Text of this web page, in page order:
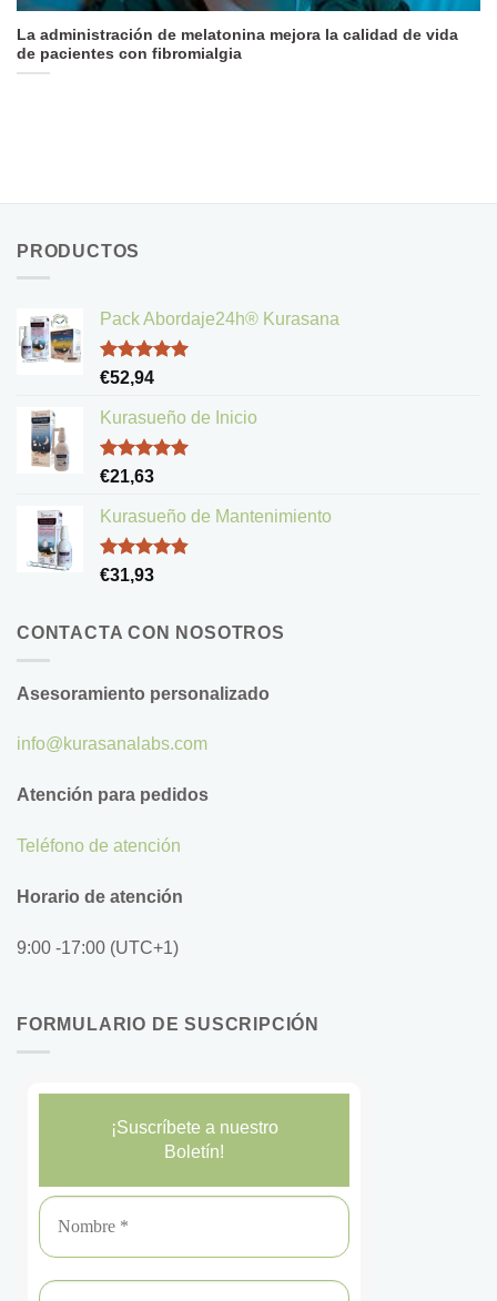
La administración de melatonina mejora la calidad de vida
de pacientes con fibromialgia
PRODUCTOS
Pack Abordaje24h® Kurasana
Valorado
de 5
€52,94
Kurasueño de Inicio
Valorado
de 5
€21,63
Kurasueño de Mantenimiento
Valorado
€31,93
CONTACTA CON NOSOTROS
Asesoramiento personalizado
info@kurasanalabs.com
Atención para pedidos
Teléfono de atención
Horario de atención
9:00 -17:00 (UTC+1)
FORMULARIO DE SUSCRIPCIÓN
¡Suscríbete a nuestro
Boletín!